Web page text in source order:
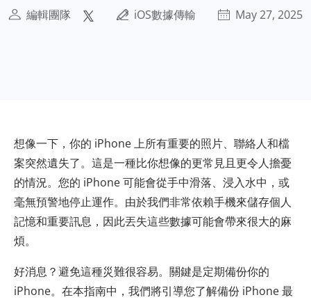
編輯團隊 iOS數據傳輸 May 27, 2025
想像一下，你的 iPhone 上所有重要的照片、聯絡人和檔
案突然遺失了。這是一種比你想像的更常見且更令人擔憂
的情況。您的 iPhone 可能會從手中滑落、浸入水中，或
毫無預警地停止運作。由於我們非常依賴手機來儲存個人
記憶和重要訊息，因此丟失這些數據可能會帶來很大的麻
煩。
好消息？避免這種災難很容易。關鍵是定期備份你的
iPhone。在本指南中，我們將引導您了解備份 iPhone 最